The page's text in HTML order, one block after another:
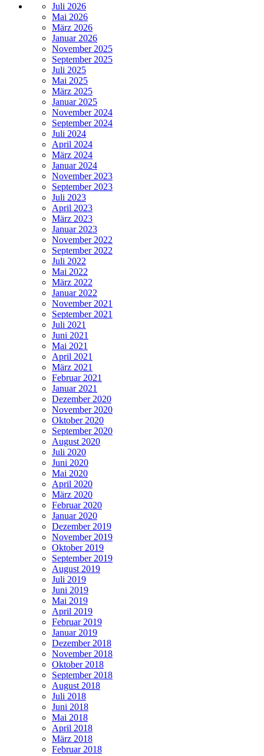
Juli 2026
Mai 2026
März 2026
Januar 2026
November 2025
September 2025
Juli 2025
Mai 2025
März 2025
Januar 2025
November 2024
September 2024
Juli 2024
April 2024
März 2024
Januar 2024
November 2023
September 2023
Juli 2023
April 2023
März 2023
Januar 2023
November 2022
September 2022
Juli 2022
Mai 2022
März 2022
Januar 2022
November 2021
September 2021
Juli 2021
Juni 2021
Mai 2021
April 2021
März 2021
Februar 2021
Januar 2021
Dezember 2020
November 2020
Oktober 2020
September 2020
August 2020
Juli 2020
Juni 2020
Mai 2020
April 2020
März 2020
Februar 2020
Januar 2020
Dezember 2019
November 2019
Oktober 2019
September 2019
August 2019
Juli 2019
Juni 2019
Mai 2019
April 2019
Februar 2019
Januar 2019
Dezember 2018
November 2018
Oktober 2018
September 2018
August 2018
Juli 2018
Juni 2018
Mai 2018
April 2018
März 2018
Februar 2018